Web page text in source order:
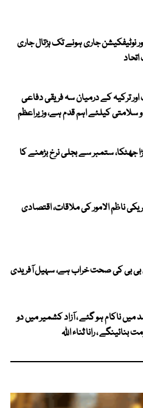
نوٹیفکیشن جاری ہونے تک ہڑتال جاری
ترکیہ کے درمیان سہ فریقی دفاعی
سلامتی کیلئے اہم قدم ہے، وزیراعظم
جھٹکا، ستمبر سے بجلی نرخ بڑھنے کا
ناظم الامور کی ملاقات، اقتصادی
بی بی کی صحت خراب ہے، سہیل آفریدی
میں ناکام ہو گئے ، آزاد کشمیر میں دو
، رانا ثناء اللہ